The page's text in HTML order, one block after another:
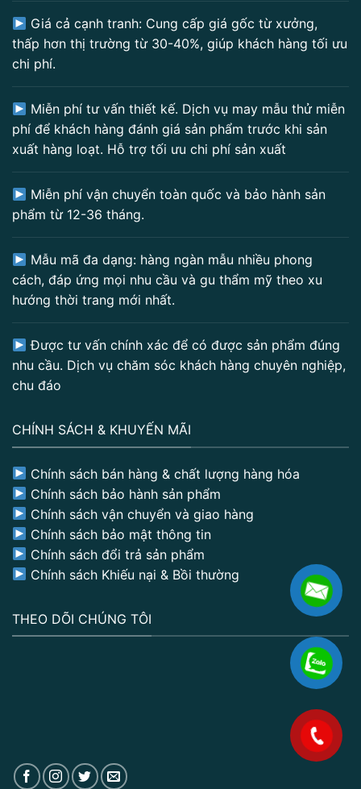
Giá cả cạnh tranh: Cung cấp giá gốc từ xưởng,
thấp hơn thị trường từ 30-40%, giúp khách hàng tối ưu
chi phí.
Miễn phí tư vấn thiết kế. Dịch vụ may mẫu thử miễn
phí để khách hàng đánh giá sản phẩm trước khi sản
xuất hàng loạt. Hỗ trợ tối ưu chi phí sản xuất
Miễn phí vận chuyển toàn quốc và bảo hành sản
phẩm từ 12-36 tháng.
Mẫu mã đa dạng: hàng ngàn mẫu nhiều phong
cách, đáp ứng mọi nhu cầu và gu thẩm mỹ theo xu
hướng thời trang mới nhất.
Được tư vấn chính xác để có được sản phẩm đúng
nhu cầu. Dịch vụ chăm sóc khách hàng chuyên nghiệp,
chu đáo
CHÍNH SÁCH & KHUYẾN MÃI
Chính sách bán hàng & chất lượng hàng hóa
Chính sách bảo hành sản phẩm
Chính sách vận chuyển và giao hàng
Chính sách bảo mật thông tin
Chính sách đổi trả sản phẩm
Chính sách Khiếu nại & Bồi thường
THEO DÕI CHÚNG TÔI
.